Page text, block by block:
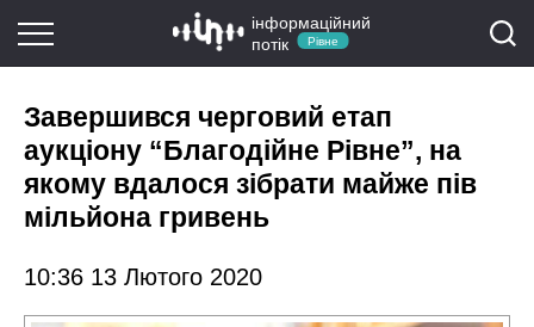
інформаційний
потік
Рівне
Завершився черговий етап
аукціону “Благодійне Рівне”, на
якому вдалося зібрати майже пів
мільйона гривень
10:36 13 Лютого 2020